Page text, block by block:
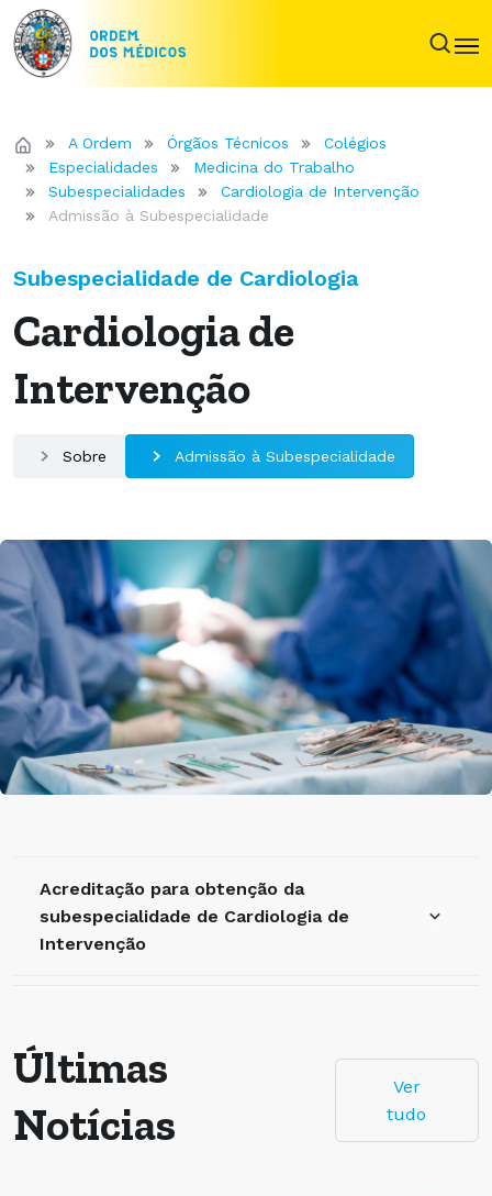
A Ordem Órgãos Técnicos
Colégios
Especialidades
Medicina do Trabalho
Subespecialidades
Cardiologia de Intervenção
Admissão à Subespecialidade
Subespecialidade de Cardiologia
Cardiologia de
Intervenção
Sobre Admissão à Subespecialidade
Acreditação para obtenção da
subespecialidade de Cardiologia de
Intervenção
Últimas
Notícias
Ver
tudo